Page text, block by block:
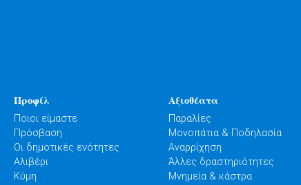
Προφίλ
Ποιοι είμαστε
Πρόσβαση
Οι δημοτικές ενότητες
Αλιβέρι
Κύμη
Αξιοθέατα
Παραλίες
Μονοπάτια & Ποδηλασία
Αναρρίχηση
Άλλες δραστηριότητες
Μνημεία & κάστρα